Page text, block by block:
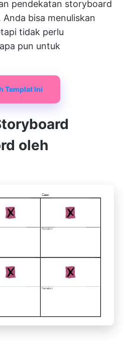
pendekatan storyboard
bisa menuliskan
tidak perlu
pun untuk
Templat Ini
oleh